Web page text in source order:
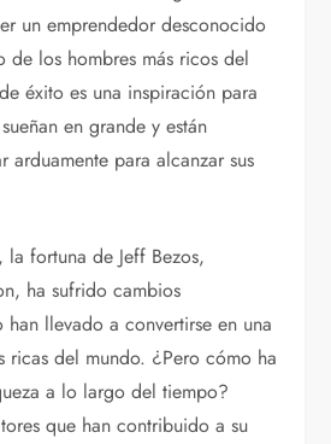
un emprendedor desconocido
de los hombres más ricos del
éxito es una inspiración para
en grande y están
arduamente para alcanzar sus
la fortuna de Jeff Bezos,
ha sufrido cambios
llevado a convertirse en una
ricas del mundo. ¿Pero cómo ha
a lo largo del tiempo?
que han contribuido a su